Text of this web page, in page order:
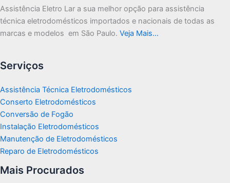
Assistência Eletro Lar a sua melhor opção para assistência
técnica eletrodomésticos importados e nacionais de todas as
marcas e modelos em São Paulo. Veja Mais…
Serviços
Assistência Técnica Eletrodomésticos
Conserto Eletrodomésticos
Conversão de Fogão
Instalação Eletrodomésticos
Manutenção de Eletrodomésticos
Reparo de Eletrodomésticos
Mais Procurados